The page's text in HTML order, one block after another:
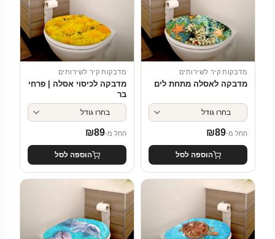
מדבקות קיר לשירותים
מדבקה לאסלה מתחת לים
החל מ- ₪89
הוספה לסל
מדבקות קיר לשירותים
מדבקה לכיסוי אסלה | פרחי
בר
החל מ- ₪89
הוספה לסל